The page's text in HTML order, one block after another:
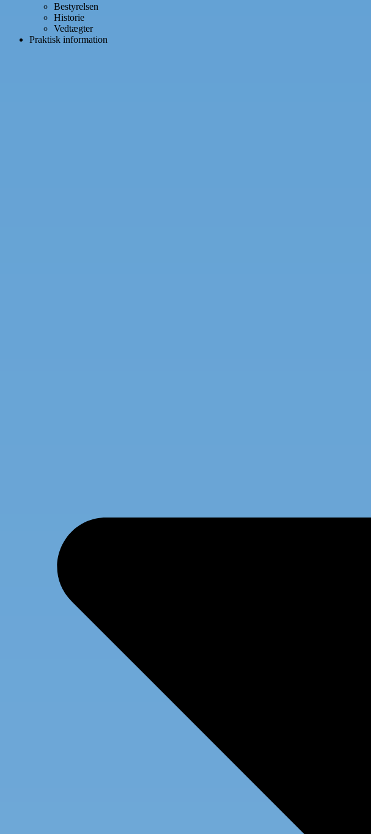
Bestyrelsen
Historie
Vedtægter
Praktisk information